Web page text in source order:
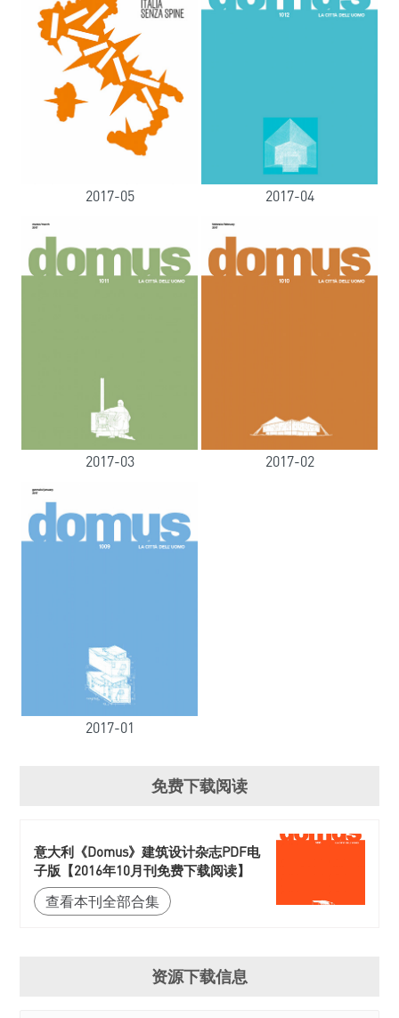
2017-05 2017-04
2017-03 2017-02
2017-01
免费下载阅读
意大利《Domus》建筑设计杂志PDF电
子版【2016年10月刊免费下载阅读】
查看本刊全部合集
资源下载信息